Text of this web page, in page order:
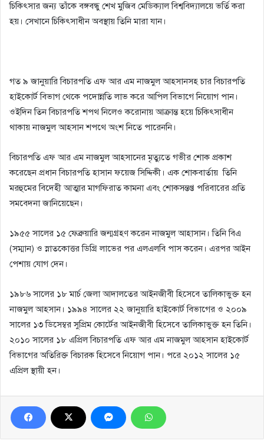
চিকিৎসার জন্য তাঁকে বঙ্গবন্ধু শেখ মুজিব মেডিক্যাল বিশ্ববিদ্যালয়ে ভর্তি করা
হয়। সেখানে চিকিৎসাধীন অবস্থায় তিনি মারা যান।
গত ৯ জানুয়ারি বিচারপতি এফ আর এম নাজমুল আহসানসহ চার বিচারপতি
হাইকোর্ট বিভাগ থেকে পদোন্নতি লাভ করে আপিল বিভাগে নিয়োগ পান।
ওইদিন তিন বিচারপতি শপথ নিলেও করোনায় আক্রান্ত হয়ে চিকিৎসাধীন
থাকায় নাজমুল আহসান শপথে অংশ নিতে পারেননি।
বিচারপতি এফ আর এম নাজমুল আহসানের মৃত্যুতে গভীর শোক প্রকাশ
করেছেন প্রধান বিচারপতি হাসান ফয়েজ সিদ্দিকী। এক শোকবার্তায় তিনি
মরহুমের বিদেহী আত্মার মাগফিরাত কামনা এবং শোকসন্তপ্ত পরিবারের প্রতি
সমবেদনা জানিয়েছেন।
১৯৫৫ সালের ১৫ ফেব্রুয়ারি জন্মগ্রহণ করেন নাজমুল আহাসান। তিনি বিএ
(সম্মান) ও স্নাতকোত্তর ডিগ্রি লাভের পর এলএলবি পাস করেন। এরপর আইন
পেশায় যোগ দেন।
১৯৮৬ সালের ১৮ মার্চ জেলা আদালতের আইনজীবী হিসেবে তালিকাভুক্ত হন
নাজমুল আহসান। ১৯৯৪ সালের ২২ জানুয়ারি হাইকোর্ট বিভাগের ও ২০০৯
সালের ১৩ ডিসেম্বর সুপ্রিম কোর্টের আইনজীবী হিসেবে তালিকাভুক্ত হন তিনি।
২০১০ সালের ১৮ এপ্রিল বিচারপতি এফ আর এম নাজমুল আহসান হাইকোর্ট
বিভাগের অতিরিক্ত বিচারক হিসেবে নিয়োগ পান। পরে ২০১২ সালের ১৫
এপ্রিল স্থায়ী হন।